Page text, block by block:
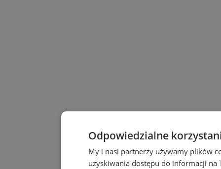
Odpowiedzialne
My i nasi partnerzy używamy plików
uzyskiwania dostępu do informacji